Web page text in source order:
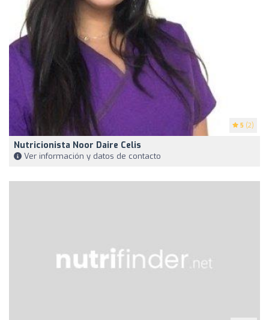
5 (2)
Nutricionista Noor Daire Celis
Ver información y datos de contacto